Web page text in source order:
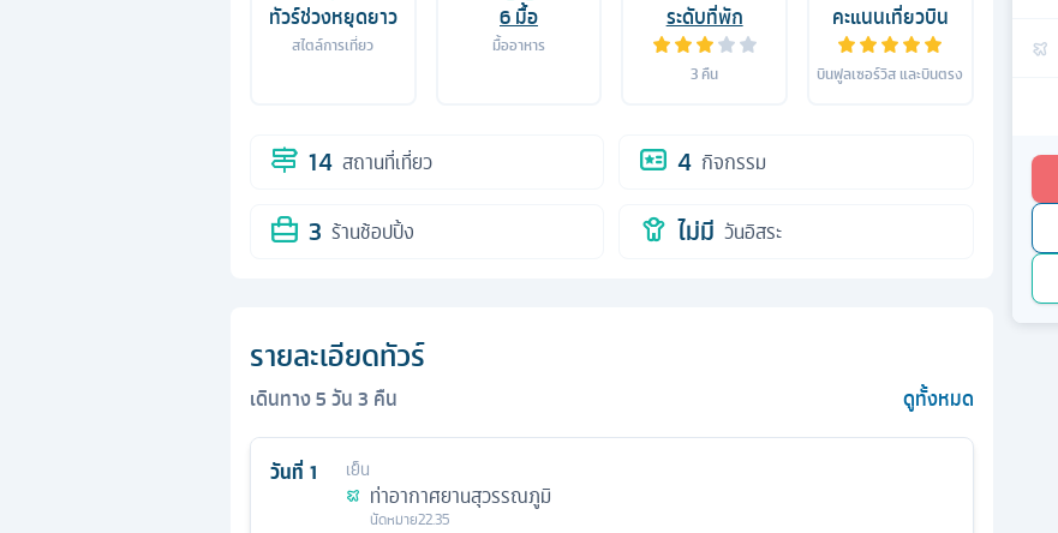
ทัวร์ช่วงหยุดยาว
สไตล์การเที่ยว
6มื้อ
มื้ออาหาร
ระดับที่พัก
3 คืน
คะแนนเที่ยวบิน
บินฟูลเซอร์วิส และบินตรง
14 สถานที่เที่ยว 4 กิจกรรม
3 ร้านช้อปปิ้ง ไม่มี วันอิสระ
รายละเอียดทัวร์
เดินทาง5วัน3 คืน ดูทั้งหมด
วันที่ 1 เย็น
ท่าอากาศยานสุวรรณภูมิ
นัดหมาย22.35